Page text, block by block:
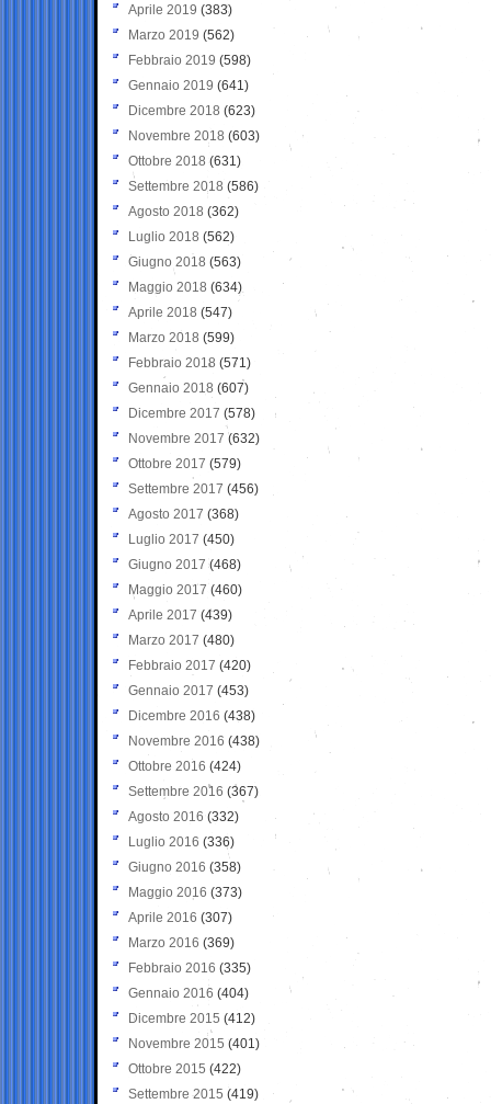
Aprile 2019 (383)
Marzo 2019 (562)
Febbraio 2019 (598)
Gennaio 2019 (641)
Dicembre 2018 (623)
Novembre 2018 (603)
Ottobre 2018 (631)
Settembre 2018 (586)
Agosto 2018 (362)
Luglio 2018 (562)
Giugno 2018 (563)
Maggio 2018 (634)
Aprile 2018 (547)
Marzo 2018 (599)
Febbraio 2018 (571)
Gennaio 2018 (607)
Dicembre 2017 (578)
Novembre 2017 (632)
Ottobre 2017 (579)
Settembre 2017 (456)
Agosto 2017 (368)
Luglio 2017 (450)
Giugno 2017 (468)
Maggio 2017 (460)
Aprile 2017 (439)
Marzo 2017 (480)
Febbraio 2017 (420)
Gennaio 2017 (453)
Dicembre 2016 (438)
Novembre 2016 (438)
Ottobre 2016 (424)
Settembre 2016 (367)
Agosto 2016 (332)
Luglio 2016 (336)
Giugno 2016 (358)
Maggio 2016 (373)
Aprile 2016 (307)
Marzo 2016 (369)
Febbraio 2016 (335)
Gennaio 2016 (404)
Dicembre 2015 (412)
Novembre 2015 (401)
Ottobre 2015 (422)
Settembre 2015 (419)